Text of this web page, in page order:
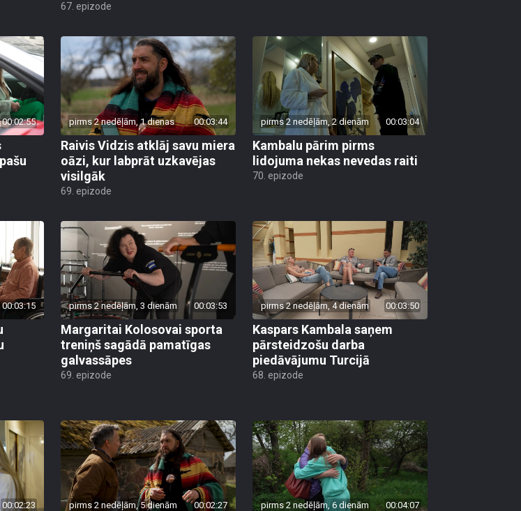
67. epizode
00:02:55 pirms 2 nedēļām, 1 dienas 00:03:44
Raivis Vidzis atklāj savu miera
oāzi, kur labprāt uzkavējas
visilgāk
69. epizode
pirms 2 nedēļām, 2 dienām 00:03:04
Kambalu pārim pirms
lidojuma nekas nevedas raiti
70. epizode
00:03:15 pirms 2 nedēļām, 3 dienām 00:03:53
Margaritai Kolosovai sporta
treniņš sagādā pamatīgas
galvassāpes
69. epizode
pirms 2 nedēļām, 4 dienām 00:03:50
Kaspars Kambala saņem
pārsteidzošu darba
piedāvājumu Turcijā
68. epizode
00:02:23 pirms 2 nedēļām, 5 dienām 00:02:27 pirms 2 nedēļām, 6 dienām 00:04:07